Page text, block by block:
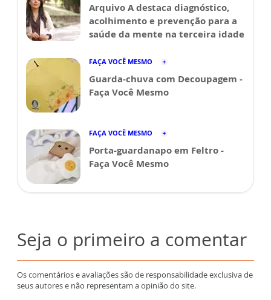
Arquivo A destaca diagnóstico,
acolhimento e prevenção para a
saúde da mente na terceira idade
FAÇA VOCÊ MESMO
Guarda-chuva com Decoupagem -
Faça Você Mesmo
FAÇA VOCÊ MESMO
Porta-guardanapo em Feltro -
Faça Você Mesmo
Seja o primeiro a comentar
Os comentários e avaliações são de responsabilidade exclusiva de
seus autores e não representam a opinião do site.